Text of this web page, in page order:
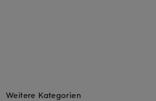
Weitere Kategorien